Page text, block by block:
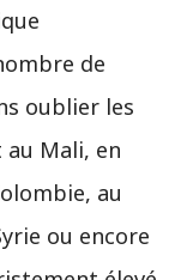
de
oublier les
Mali, en
au
ou encore